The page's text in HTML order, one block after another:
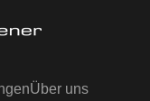
Über uns